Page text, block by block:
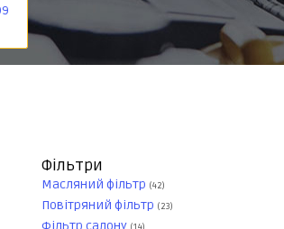
Фільтри
Масляний фільтр (42)
Повітряний фільтр (23)
Фільтр салону